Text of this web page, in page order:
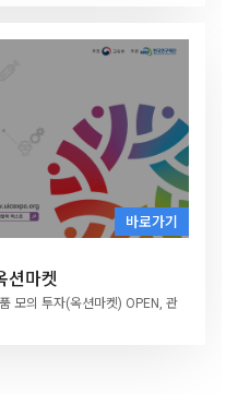
이지 구축
화를 더하다(Ⅱ)
의 활용
바로가기
션마켓
모의 투자(옥션마켓) OPEN, 관
시보기
바로가기
'링크루트
업 참여학생의 조기취업 확정을
, 사회맞춤형학과 중점형 LINC
바로가기
션마켓
모의 투자(옥션마켓) OPEN, 관
습지 그대로 온라인에서
공지능의 활용
바로가기
션마켓
모의 투자(옥션마켓) OPEN, 관
바로가기
바로가기
바로가기
라인 기술상담회